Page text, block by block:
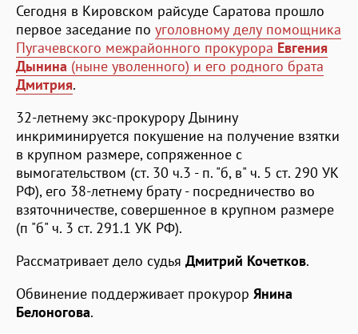
Сегодня в Кировском райсуде Саратова прошло
первое заседание по уголовному делу помощника
Пугачевского межрайонного прокурора Евгения
Дынина (ныне уволенного) и его родного брата
Дмитрия.
32-летнему экс-прокурору Дынину
инкриминируется покушение на получение взятки
в крупном размере, сопряженное с
вымогательством (ст. 30 ч.3 - п. "б, в" ч. 5 ст. 290 УК
РФ), его 38-летнему брату - посредничество во
взяточничестве, совершенное в крупном размере
(п "б" ч. 3 ст. 291.1 УК РФ).
Рассматривает дело судья Дмитрий Кочетков.
Обвинение поддерживает прокурор Янина
Белоногова.